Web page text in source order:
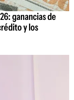
ganancias de
y los